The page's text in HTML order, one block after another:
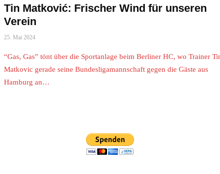
Tin Matković: Frischer Wind für unseren
Verein
25. Mai 2024
“Gas, Gas” tönt über die Sportanlage beim Berliner HC, wo Trainer
Matkovic gerade seine Bundesligamannschaft gegen die Gäste aus
Hamburg an…